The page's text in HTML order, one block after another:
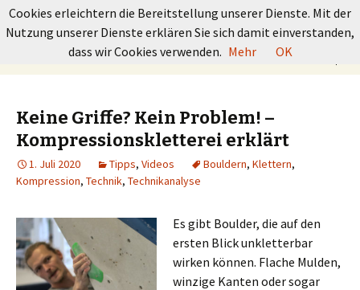
GRUNDKURS BOULDERN
Springe
nach:
Keine Griffe? Kein Problem! –
Kompressionskletterei erklärt
1. Juli 2020 Tipps, Videos Bouldern, Klettern,
Kompression, Technik, Technikanalyse
Es gibt Boulder, die auf den
ersten Blick unkletterbar
wirken können. Flache Mulden,
winzige Kanten oder sogar
Cookies erleichtern die Bereitstellung unserer Dienste. Mit der
Nutzung unserer Dienste erklären Sie sich damit einverstanden,
dass wir Cookies verwenden. Mehr OK